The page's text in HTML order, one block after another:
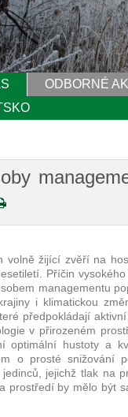
ODBORNÉ
volně žijící zvěří na
Příčin
managementu
i klimatickou
předpokládají
v přirozeném
optimální hustoty a
o prosté snižování
jejichž tlak na
prostředí by mělo být